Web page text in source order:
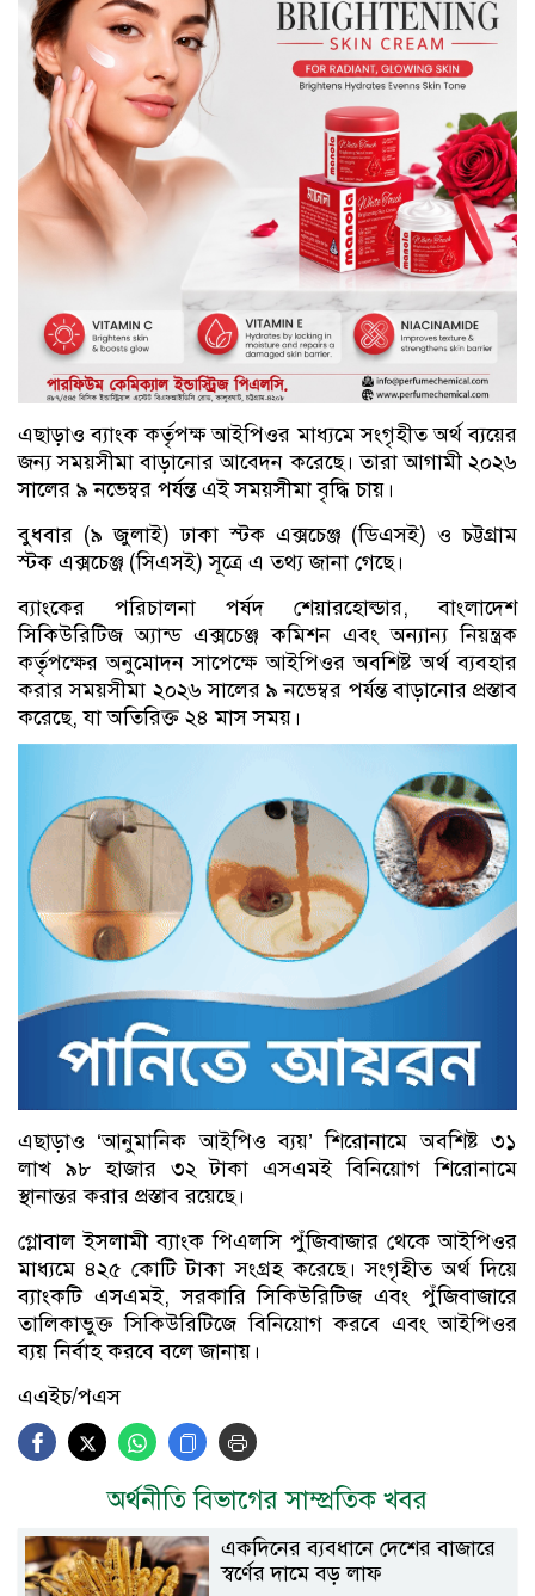
এছাড়াও ব্যাংক কর্তৃপক্ষ আইপিওর মাধ্যমে সংগৃহীত অর্থ ব্যয়ের
জন্য সময়সীমা বাড়ানোর আবেদন করেছে। তারা আগামী ২০২৬
সালের ৯ নভেম্বর পর্যন্ত এই সময়সীমা বৃদ্ধি চায়।
বুধবার (৯ জুলাই) ঢাকা স্টক এক্সচেঞ্জ (ডিএসই) ও চট্টগ্রাম
স্টক এক্সচেঞ্জ (সিএসই) সূত্রে এ তথ্য জানা গেছে।
ব্যাংকের পরিচালনা পর্ষদ শেয়ারহোল্ডার, বাংলাদেশ
সিকিউরিটিজ অ্যান্ড এক্সচেঞ্জ কমিশন এবং অন্যান্য নিয়ন্ত্রক
কর্তৃপক্ষের অনুমোদন সাপেক্ষে আইপিওর অবশিষ্ট অর্থ ব্যবহার
করার সময়সীমা ২০২৬ সালের ৯ নভেম্বর পর্যন্ত বাড়ানোর প্রস্তাব
করেছে, যা অতিরিক্ত ২৪ মাস সময়।
এছাড়াও ‘আনুমানিক আইপিও ব্যয়’ শিরোনামে অবশিষ্ট ৩১
লাখ ৯৮ হাজার ৩২ টাকা এসএমই বিনিয়োগ শিরোনামে
স্থানান্তর করার প্রস্তাব রয়েছে।
গ্লোবাল ইসলামী ব্যাংক পিএলসি পুঁজিবাজার থেকে আইপিওর
মাধ্যমে ৪২৫ কোটি টাকা সংগ্রহ করেছে। সংগৃহীত অর্থ দিয়ে
ব্যাংকটি এসএমই, সরকারি সিকিউরিটিজ এবং পুঁজিবাজারে
তালিকাভুক্ত সিকিউরিটিজে বিনিয়োগ করবে এবং আইপিওর
ব্যয় নির্বাহ করবে বলে জানায়।
এএইচ/পএস
অর্থনীতি বিভাগের সাম্প্রতিক খবর
একদিনের ব্যবধানে দেশের বাজারে
স্বর্ণের দামে বড় লাফ